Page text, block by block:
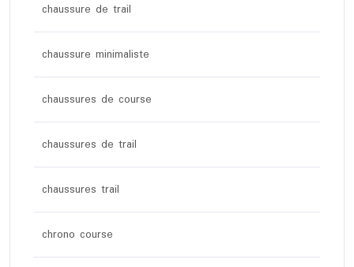
chaussure de trail
chaussure minimaliste
chaussures de course
chaussures de trail
chaussures trail
chrono course